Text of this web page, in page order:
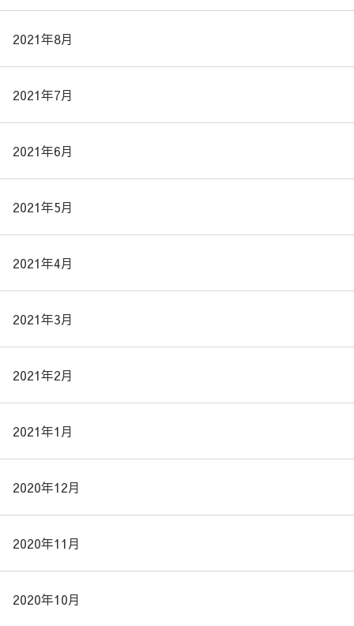
2021年8月
2021年7月
2021年6月
2021年5月
2021年4月
2021年3月
2021年2月
2021年1月
2020年12月
2020年11月
2020年10月